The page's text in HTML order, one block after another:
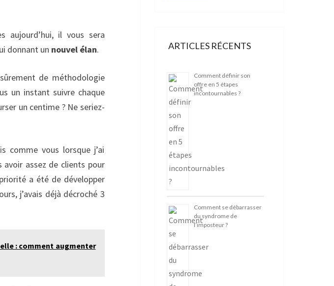
aujourd’hui, il vous sera
donnant un nouvel élan.
de méthodologie
un instant suivre chaque
un centime ? Ne seriez-
comme vous lorsque j’ai
avoir assez de clients pour
a été de développer
j’avais déjà décroché 3
: comment augmenter
ARTICLES RÉCENTS
Comment définir son
offre en 5 étapes
incontournables ?
Comment se débarrasser
du syndrome de
l’imposteur ?